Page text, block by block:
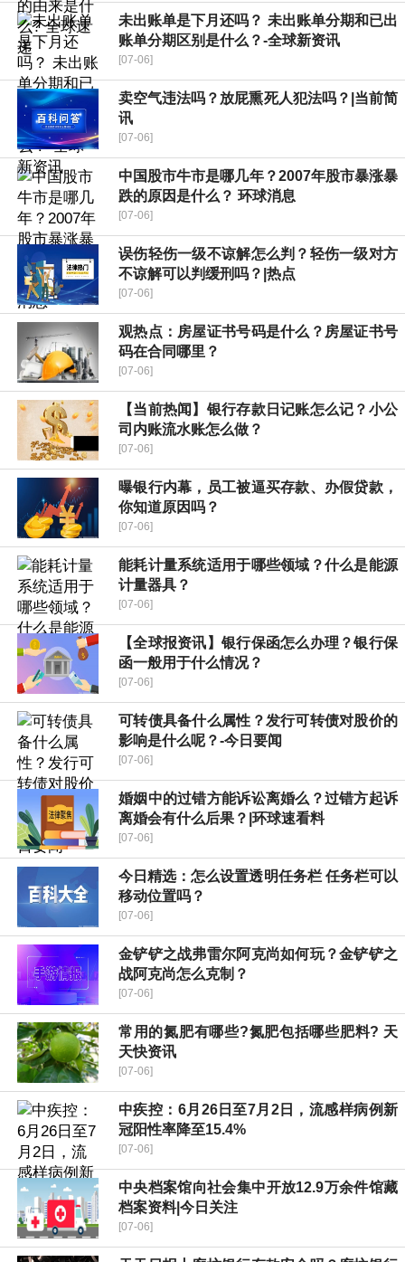
未出账单是下月还吗？ 未出账单分期和已出
账单分期区别是什么？-全球新资讯
[07-06]
卖空气违法吗？放屁熏死人犯法吗？|当前简
讯
[07-06]
中国股市牛市是哪几年？2007年股市暴涨暴
跌的原因是什么？ 环球消息
[07-06]
误伤轻伤一级不谅解怎么判？轻伤一级对方
不谅解可以判缓刑吗？|热点
[07-06]
观热点：房屋证书号码是什么？房屋证书号
码在合同哪里？
[07-06]
【当前热闻】银行存款日记账怎么记？小公
司内账流水账怎么做？
[07-06]
曝银行内幕，员工被逼买存款、办假贷款，
你知道原因吗？
[07-06]
能耗计量系统适用于哪些领域？什么是能源
计量器具？
[07-06]
【全球报资讯】银行保函怎么办理？银行保
函一般用于什么情况？
[07-06]
可转债具备什么属性？发行可转债对股价的
影响是什么呢？-今日要闻
[07-06]
婚姻中的过错方能诉讼离婚么？过错方起诉
离婚会有什么后果？|环球速看料
[07-06]
今日精选：怎么设置透明任务栏 任务栏可以
移动位置吗？
[07-06]
金铲铲之战弗雷尔阿克尚如何玩？金铲铲之
战阿克尚怎么克制？
[07-06]
常用的氮肥有哪些?氮肥包括哪些肥料? 天
天快资讯
[07-06]
中疾控：6月26日至7月2日，流感样病例新
冠阳性率降至15.4%
[07-06]
中央档案馆向社会集中开放12.9万余件馆藏
档案资料|今日关注
[07-06]